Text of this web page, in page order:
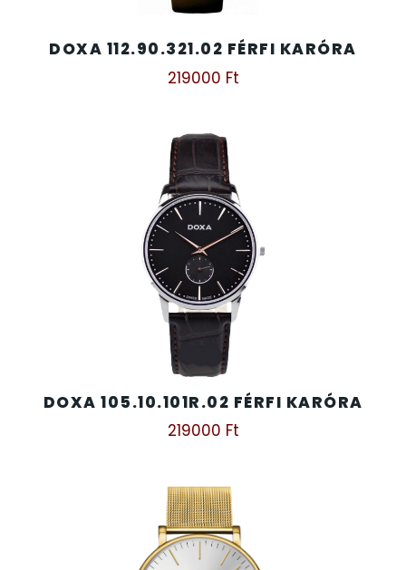
DOXA 112.90.321.02 FÉRFI KARÓRA
219000 Ft
DOXA 105.10.101R.02 FÉRFI KARÓRA
219000 Ft